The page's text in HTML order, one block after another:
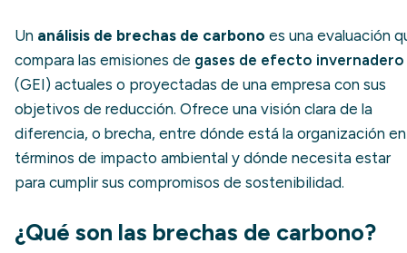
Un análisis de brechas de carbono es una evaluación
compara las emisiones de gases de efecto invernadero
(GEI) actuales o proyectadas de una empresa con sus
objetivos de reducción. Ofrece una visión clara de la
diferencia, o brecha, entre dónde está la organización en
términos de impacto ambiental y dónde necesita estar
para cumplir sus compromisos de sostenibilidad.
¿Qué son las brechas de carbono?